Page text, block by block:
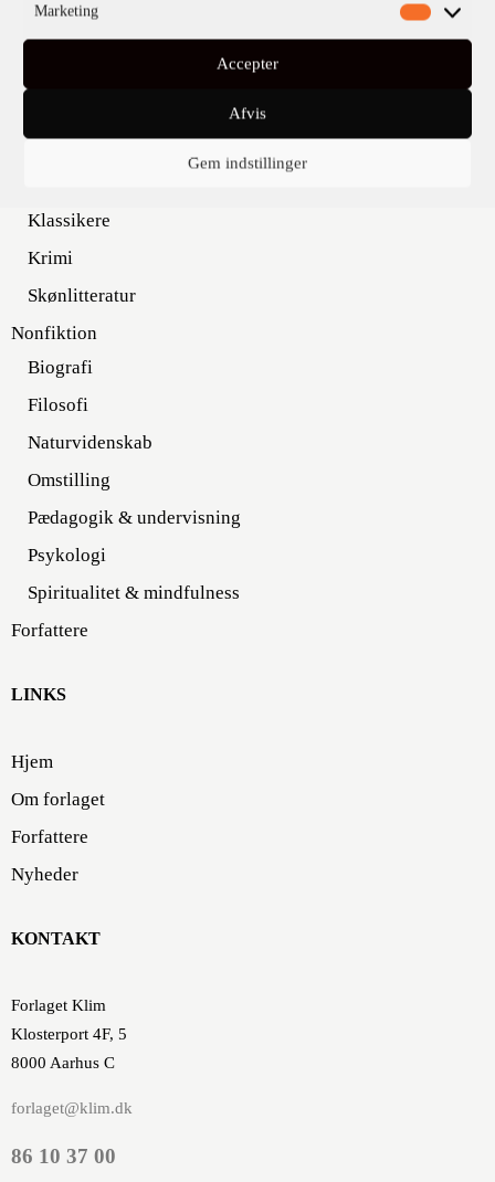
Marketing
Accepter
Afvis
Gem indstillinger
KATEGORIER
Klassikere
Krimi
Skønlitteratur
Nonfiktion
Biografi
Filosofi
Naturvidenskab
Omstilling
Pædagogik & undervisning
Psykologi
Spiritualitet & mindfulness
Forfattere
LINKS
Hjem
Om forlaget
Forfattere
Nyheder
KONTAKT
Forlaget Klim
Klosterport 4F, 5
8000 Aarhus C
forlaget@klim.dk
86 10 37 00